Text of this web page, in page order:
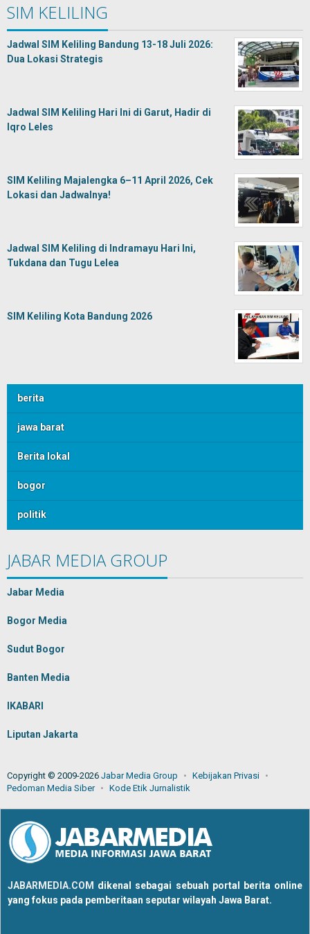
SIM KELILING
Jadwal SIM Keliling Bandung 13-18 Juli 2026:
Dua Lokasi Strategis
Jadwal SIM Keliling Hari Ini di Garut, Hadir di
Iqro Leles
SIM Keliling Majalengka 6–11 April 2026, Cek
Lokasi dan Jadwalnya!
Jadwal SIM Keliling di Indramayu Hari Ini,
Tukdana dan Tugu Lelea
SIM Keliling Kota Bandung 2026
berita
jawa barat
Berita lokal
bogor
politik
JABAR MEDIA GROUP
Jabar Media
Bogor Media
Sudut Bogor
Banten Media
IKABARI
Liputan Jakarta
Copyright © 2009-2026 Jabar Media Group
Kebijakan Privasi
Pedoman Media Siber
Kode Etik Jurnalistik
JABARMEDIA.COM dikenal sebagai sebuah portal berita online
yang fokus pada pemberitaan seputar wilayah Jawa Barat.